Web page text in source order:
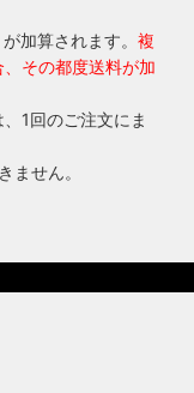
加算されます。 複
その都度送料が加
1回のご注文にま
ません。